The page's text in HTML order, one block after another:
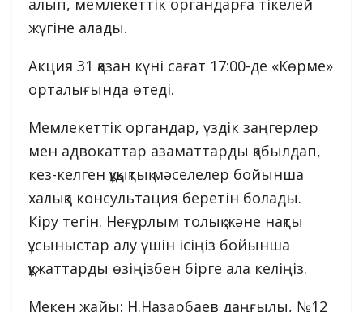
алып, мемлекеттік органдарға тікелей
жүгіне алады.
Акция 31 қазан күні сағат 17:00-де «Көрме»
орталығында өтеді.
Мемлекеттік органдар, үздік заңгерлер
мен адвокаттар азаматтарды қабылдап,
кез-келген құқықтық мәселелер бойынша
халыққа консультация беретін болады.
Кіру тегін. Неғұрлым толық және нақты
ұсыныстар алу үшін ісіңіз бойынша
құжаттарды өзіңізбен бірге ала келіңіз.
Мекен жайы: Н.Назарбаев даңғылы, №12